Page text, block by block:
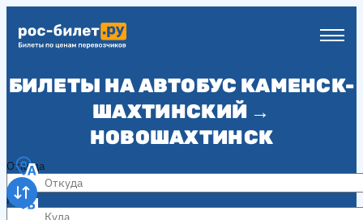
БИЛЕТЫ НА АВТОБУС КАМЕНСК-
ШАХТИНСКИЙ →
НОВОШАХТИНСК
Откуда
Куда